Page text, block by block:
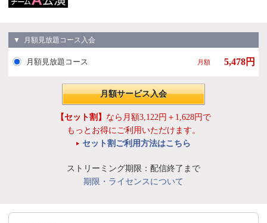
▼ 月額見放題コース入会
月額見放題コース 月額 5,478円
月額サービス入会
【セット割】 なら月額3,122円＋1,628円で
もっとお得にご利用いただけます。
セット割ご利用方法はこちら
ストリーミング期限：配信終了まで
期限・ライセンスについて